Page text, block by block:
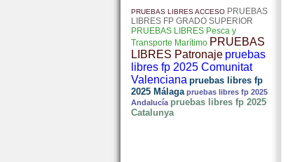
PRUEBAS LIBRES ACCESO PRUEBAS
LIBRES FP GRADO SUPERIOR
PRUEBAS LIBRES Pesca y
Transporte Marítimo PRUEBAS
LIBRES Patronaje pruebas
libres fp 2025 Comunitat
Valenciana pruebas libres fp
2025 Málaga pruebas libres fp 2025
Andalucía pruebas libres fp 2025
Catalunya